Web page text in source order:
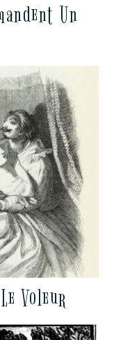
Un
Voleur